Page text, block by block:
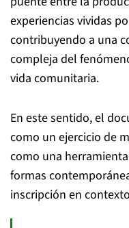
experiencias vividas
contribuyendo a una
compleja del
vida comunitaria.
En este sentido, el
como un ejercicio de
como una
formas
inscripción en